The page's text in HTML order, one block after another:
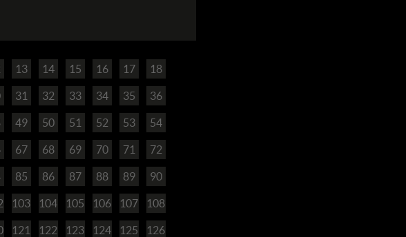
13 14 15 16 17 18
31 32 33 34 35 36
49 50 51 52 53 54
67 68 69 70 71 72
85 86 87 88 89 90
103 104 105 106 107 108
121 122 123 124 125 126